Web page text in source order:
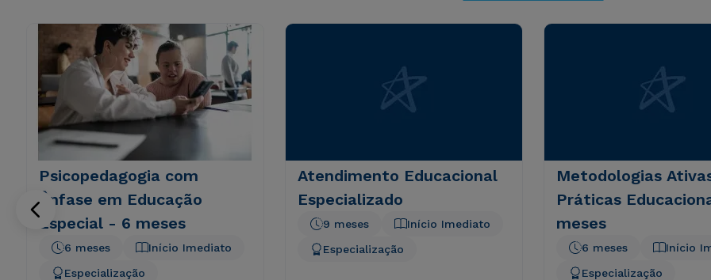
Psicopedagogia com
Ênfase em Educação
Especial - 6 meses
Início Imediato
6 meses
Especialização
Atendimento Educacional
Especializado
Início Imediato
9 meses
Especialização
Metodologias
Práticas
meses
Início
6 meses
Especialização